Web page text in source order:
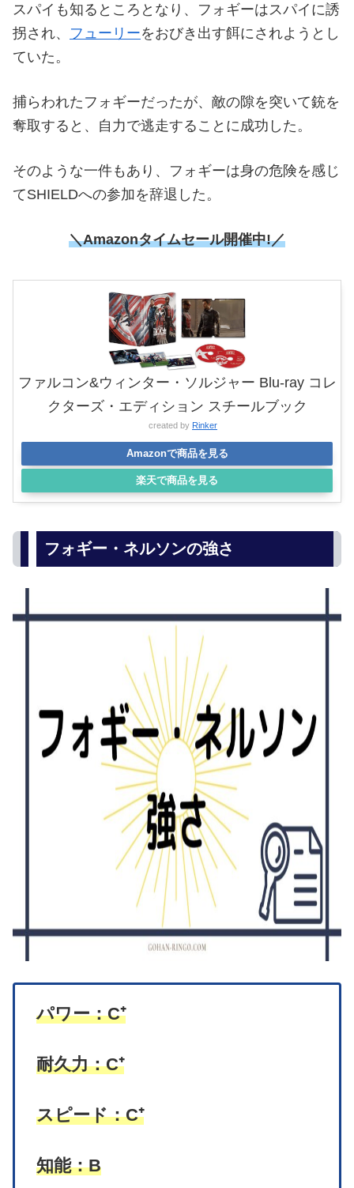
スパイも知るところとなり、フォギーはスパイに誘
拐され、 フューリーをおびき出す餌にされようとし
ていた。
捕らわれたフォギーだったが、敵の隙を突いて銃を
奪取すると、自力で逃走することに成功した。
そのような一件もあり、フォギーは身の危険を感じ
てSHIELDへの参加を辞退した。
＼Amazonタイムセール開催中!／
ファルコン&ウィンター・ソルジャー Blu-ray コレ
クターズ・エディション スチールブック
created by Rinker
Amazonで商品を見る
楽天で商品を見る
フォギー・ネルソンの強さ
パワー：C⁺
耐久力：C⁺
スピード：C⁺
知能：B